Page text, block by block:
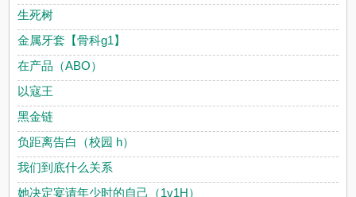
生死树
金属牙套【骨科g1】
在产品（ABO）
以寇王
黑金链
负距离告白（校园 h）
我们到底什么关系
她决定宴请年少时的自己（1v1H）